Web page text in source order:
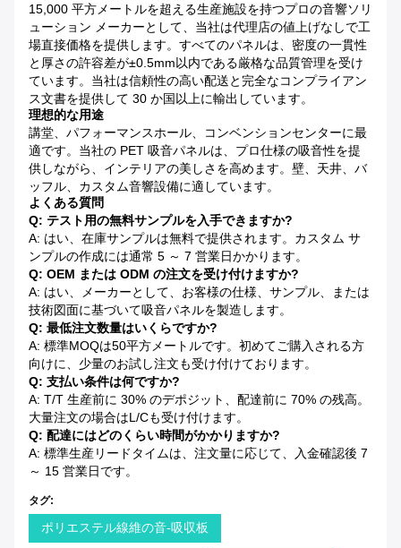
15,000 平方メートルを超える生産施設を持つプロの音響ソリ
ューション メーカーとして、当社は代理店の値上げなしで工
場直接価格を提供します。すべてのパネルは、密度の一貫性
と厚さの許容差が±0.5mm以内である厳格な品質管理を受け
ています。当社は信頼性の高い配送と完全なコンプライアン
ス文書を提供して 30 か国以上に輸出しています。
理想的な用途
講堂、パフォーマンスホール、コンベンションセンターに最
適です。当社の PET 吸音パネルは、プロ仕様の吸音性を提
供しながら、インテリアの美しさを高めます。壁、天井、バ
ッフル、カスタム音響設備に適しています。
よくある質問
Q: テスト用の無料サンプルを入手できますか?
A: はい、在庫サンプルは無料で提供されます。カスタム サ
ンプルの作成には通常 5 ～ 7 営業日かかります。
Q: OEM または ODM の注文を受け付けますか?
A: はい、メーカーとして、お客様の仕様、サンプル、または
技術図面に基づいて吸音パネルを製造します。
Q: 最低注文数量はいくらですか?
A: 標準MOQは50平方メートルです。初めてご購入される方
向けに、少量のお試し注文も受け付けております。
Q: 支払い条件は何ですか?
A: T/T 生産前に 30% のデポジット、配達前に 70% の残高。
大量注文の場合はL/Cも受け付けます。
Q: 配達にはどのくらい時間がかかりますか?
A: 標準生産リードタイムは、注文量に応じて、入金確認後 7
～ 15 営業日です。
タグ:
ポリエステル線維の音-吸収板